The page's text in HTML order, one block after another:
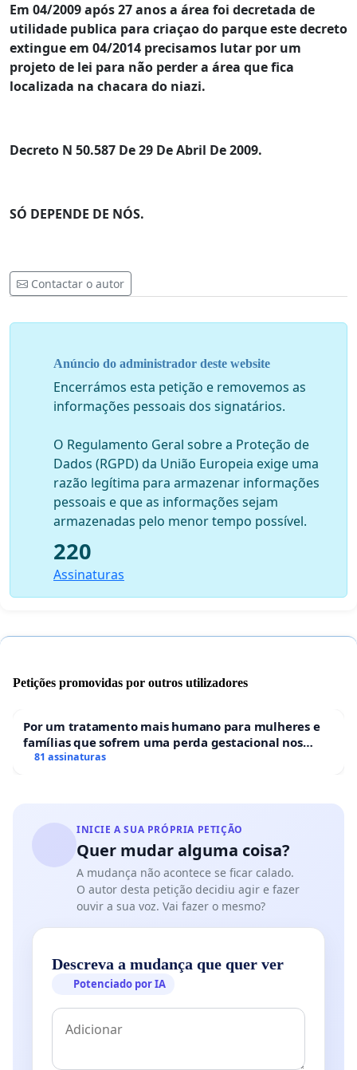
Em 04/2009 após 27 anos a área foi decretada de
utilidade publica para criaçao do parque este decreto
extingue em 04/2014 precisamos lutar por um
projeto de lei para não perder a área que fica
localizada na chacara do niazi.
Decreto N 50.587 De 29 De Abril De 2009.
SÓ DEPENDE DE NÓS.
Contactar o autor
Anúncio do administrador deste website
Encerrámos esta petição e removemos as
informações pessoais dos signatários.
O Regulamento Geral sobre a Proteção de
Dados (RGPD) da União Europeia exige uma
razão legítima para armazenar informações
pessoais e que as informações sejam
armazenadas pelo menor tempo possível.
220
Assinaturas
Petições promovidas por outros utilizadores
Por um tratamento mais humano para mulheres e
famílias que sofrem uma perda gestacional nos
hospitais portugueses
81 assinaturas
INICIE A SUA PRÓPRIA PETIÇÃO
Quer mudar alguma coisa?
A mudança não acontece se ficar calado.
O autor desta petição decidiu agir e fazer
ouvir a sua voz. Vai fazer o mesmo?
Descreva a mudança que quer ver
Potenciado por IA